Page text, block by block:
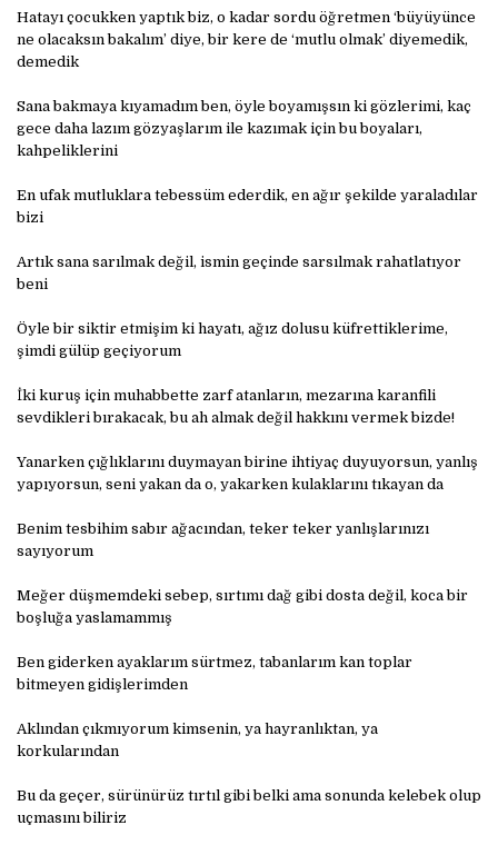
Hatayı çocukken yaptık biz, o kadar sordu öğretmen ‘büyüyünce
ne olacaksın bakalım’ diye, bir kere de ‘mutlu olmak’ diyemedik,
demedik
Sana bakmaya kıyamadım ben, öyle boyamışsın ki gözlerimi, kaç
gece daha lazım gözyaşlarım ile kazımak için bu boyaları,
kahpeliklerini
En ufak mutluklara tebessüm ederdik, en ağır şekilde yaraladılar
bizi
Artık sana sarılmak değil, ismin geçinde sarsılmak rahatlatıyor
beni
Öyle bir siktir etmişim ki hayatı, ağız dolusu küfrettiklerime,
şimdi gülüp geçiyorum
İki kuruş için muhabbette zarf atanların, mezarına karanfili
sevdikleri bırakacak, bu ah almak değil hakkını vermek bizde!
Yanarken çığlıklarını duymayan birine ihtiyaç duyuyorsun, yanlış
yapıyorsun, seni yakan da o, yakarken kulaklarını tıkayan da
Benim tesbihim sabır ağacından, teker teker yanlışlarınızı
sayıyorum
Meğer düşmemdeki sebep, sırtımı dağ gibi dosta değil, koca bir
boşluğa yaslamammış
Ben giderken ayaklarım sürtmez, tabanlarım kan toplar
bitmeyen gidişlerimden
Aklından çıkmıyorum kimsenin, ya hayranlıktan, ya
korkularından
Bu da geçer, sürünürüz tırtıl gibi belki ama sonunda kelebek olup
uçmasını biliriz